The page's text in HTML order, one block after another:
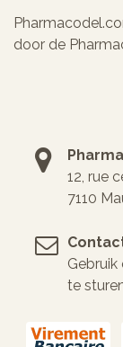
door de
12, rue
7110
Gebruik
te